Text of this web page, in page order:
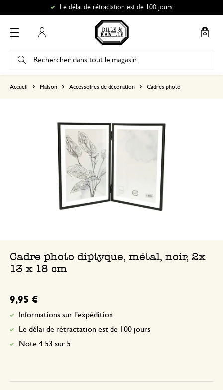
Le délai de rétractation est de 100 jours
Accueil Maison Accessoires de décoration Cadres photo
Cadre photo diptyque, métal, noir, 2x
13 x 18 cm
9,95 €
Informations sur l'expédition
Le délai de rétractation est de 100 jours
Note 4.53 sur 5